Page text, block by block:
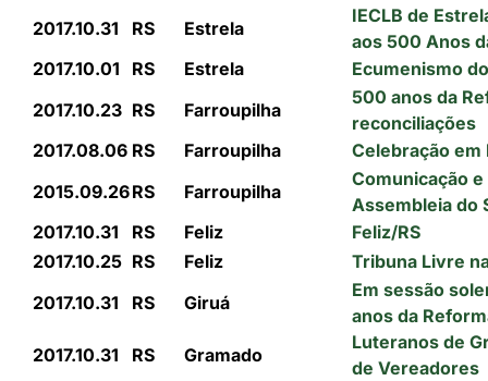
2017.10.31
RS Estrela
IECLB de
aos 500 Anos
2017.10.01
RS Estrela
Ecumenismo
2017.10.23 RS Farroupilha
500 anos da
reconciliações
2017.08.06 RS Farroupilha
Celebração em
2015.09.26RS Farroupilha
Comunicação
Assembleia do
2017.10.31
RS Feliz
Feliz/RS
2017.10.25 RS Feliz
Tribuna Livre
2017.10.31
RS Giruá
Em sessão
anos da
2017.10.31
RS Gramado
Luteranos de
de Vereadores